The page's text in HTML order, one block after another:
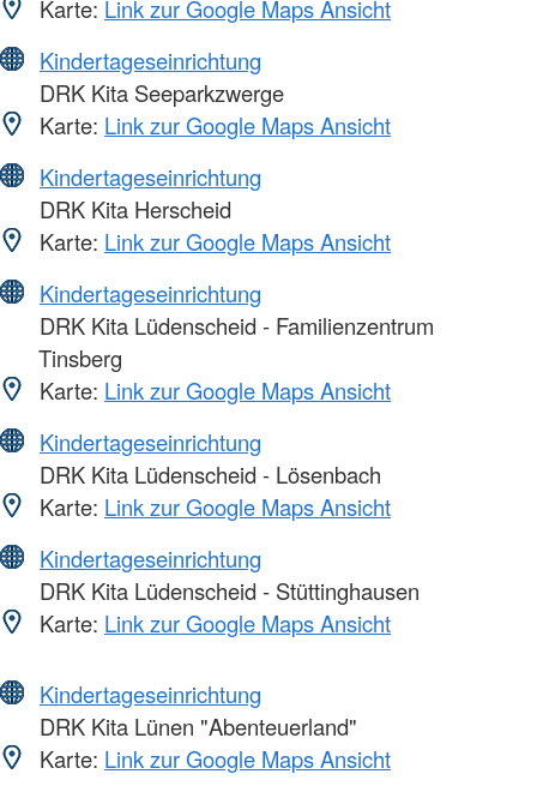
Karte: Link zur Google Maps Ansicht
Kindertageseinrichtung
DRK Kita Seeparkzwerge
Karte: Link zur Google Maps Ansicht
Kindertageseinrichtung
DRK Kita Herscheid
Karte: Link zur Google Maps Ansicht
Kindertageseinrichtung
DRK Kita Lüdenscheid - Familienzentrum
Tinsberg
Karte: Link zur Google Maps Ansicht
Kindertageseinrichtung
DRK Kita Lüdenscheid - Lösenbach
Karte: Link zur Google Maps Ansicht
Kindertageseinrichtung
DRK Kita Lüdenscheid - Stüttinghausen
Karte: Link zur Google Maps Ansicht
Kindertageseinrichtung
DRK Kita Lünen "Abenteuerland"
Karte: Link zur Google Maps Ansicht